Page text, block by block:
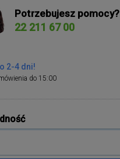
Potrzebujesz pomocy?
22 211 67 00
2-4 dni!
do 15:00